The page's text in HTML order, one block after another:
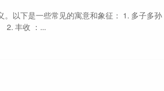
以下是一些常见的寓意和象征： 1. 多子多孙
2. 丰收 ：...